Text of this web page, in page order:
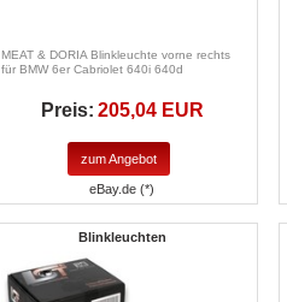
MEAT & DORIA Blinkleuchte vorne rechts
für BMW 6er Cabriolet 640i 640d
Preis: 205,04 EUR
zum Angebot
eBay.de (*)
Blinkleuchten